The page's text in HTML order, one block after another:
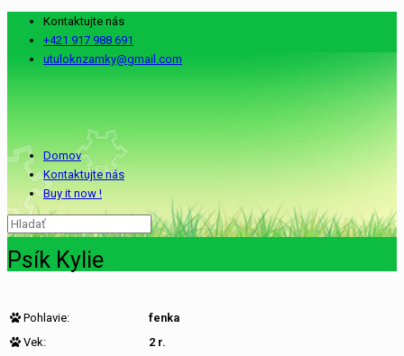
Kontaktujte nás
+421 917 988 691
utuloknzamky@gmail.com
Domov
Kontaktujte nás
Buy it now !
Psík Kylie
Pohlavie:
fenka
Vek:
2 r.